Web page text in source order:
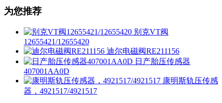
为您推荐
别克VT阀
12655421/12655420
迪尔电磁阀RE211156
日产胎压传感器
407001AA0D
康明斯轨压传感
器，4921517/4921517